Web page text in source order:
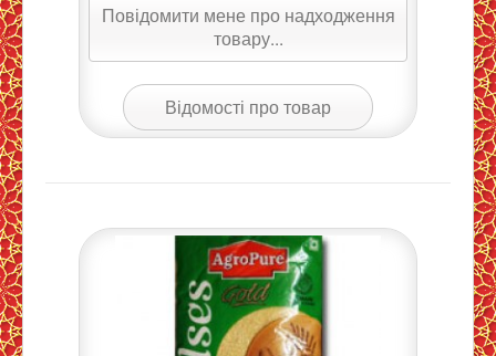
Повідомити мене про надходження
товару...
Відомості про товар